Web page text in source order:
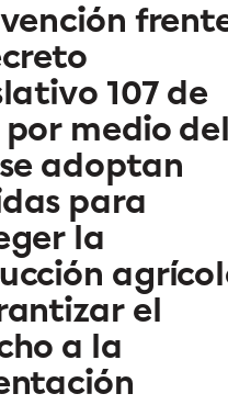
107 de
por medio del
adoptan
para
la
el
a la